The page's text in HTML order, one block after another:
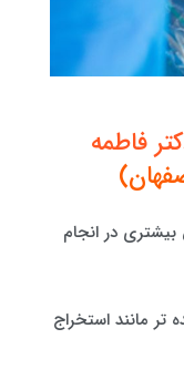
فاطمه
در انجام
تر مانند استخراج